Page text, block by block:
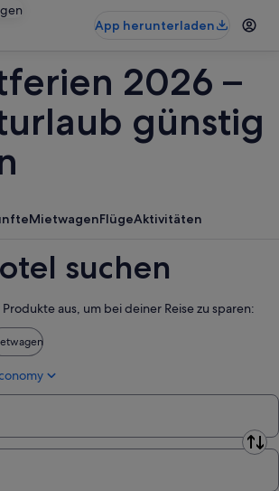
App herunterladen
2026 –
günstig
MietwagenFlügeAktivitäten
suchen
aus, um bei deiner Reise zu sparen: